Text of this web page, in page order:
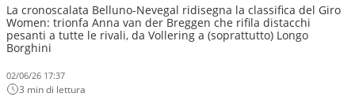
La cronoscalata Belluno-Nevegal ridisegna la classifica del Giro
Women: trionfa Anna van der Breggen che rifila distacchi
pesanti a tutte le rivali, da Vollering a (soprattutto) Longo
Borghini
02/06/26 17:37
3 min di lettura